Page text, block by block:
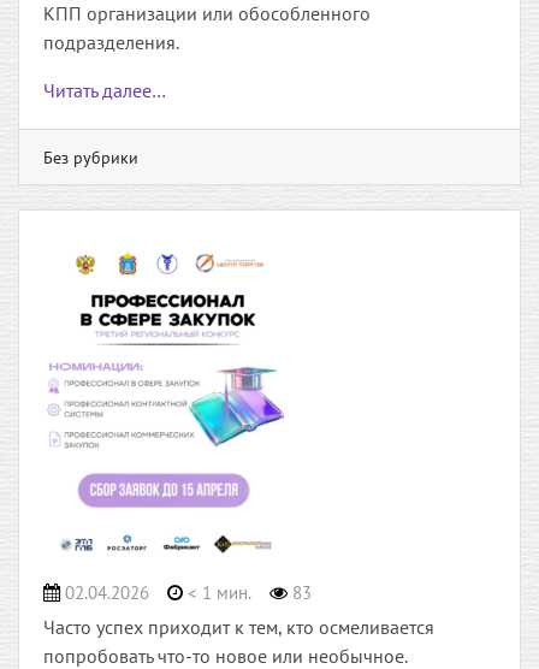
КПП организации или обособленного
подразделения.
Читать далее…
Без рубрики
02.04.2026 < 1 мин. 83
Часто успех приходит к тем, кто осмеливается
попробовать что-то новое или необычное.